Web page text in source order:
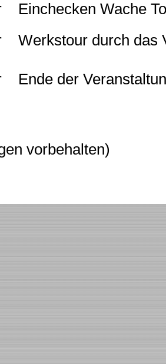
Einchecken Wache
Werkstour durch das
Ende der
vorbehalten)